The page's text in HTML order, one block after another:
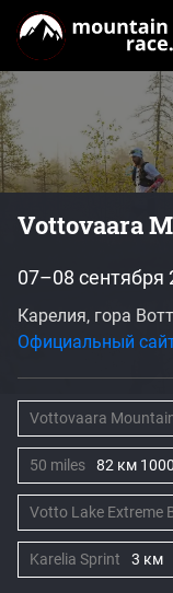
Vottovaara
07–08 сентября
Карелия, гора
Официальный
Vottovaara
50 miles 82 км
Votto Lake Extreme
Karelia Sprint 3 км